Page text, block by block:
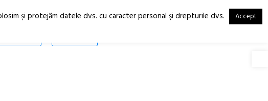
RO
EN
şi protejăm datele dvs. cu caracter personal şi drepturile dvs. Accept